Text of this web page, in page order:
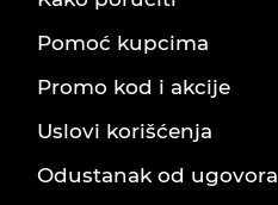
Pomoć kupcima
Promo kod i akcije
Uslovi korišćenja
Odustanak od ugovora